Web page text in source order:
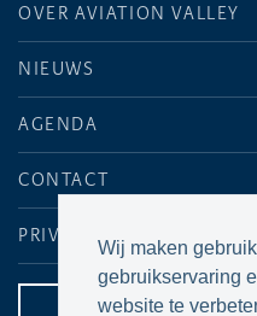
Wij maken
gebruikservaring
website te
OVER AVIATION VALLEY
NIEUWS
AGENDA
CONTACT
PRIVACYVERKLARING